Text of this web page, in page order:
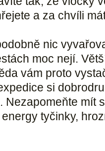
a za chvíli
nic
moc nejí.
vám proto
si
. Nezapomeňte mít
tyčinky,